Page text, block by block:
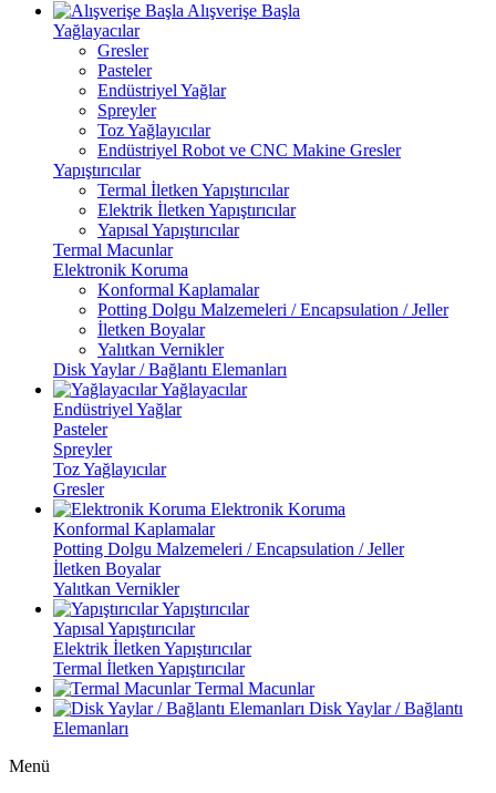
Alışverişe Başla
Yağlayacılar
Gresler
Pasteler
Endüstriyel Yağlar
Spreyler
Toz Yağlayıcılar
Endüstriyel Robot ve CNC Makine Gresler
Yapıştırıcılar
Termal İletken Yapıştırıcılar
Elektrik İletken Yapıştırıcılar
Yapısal Yapıştırıcılar
Termal Macunlar
Elektronik Koruma
Konformal Kaplamalar
Potting Dolgu Malzemeleri / Encapsulation / Jeller
İletken Boyalar
Yalıtkan Vernikler
Disk Yaylar / Bağlantı Elemanları
Yağlayacılar
Endüstriyel Yağlar
Pasteler
Spreyler
Toz Yağlayıcılar
Gresler
Elektronik Koruma
Konformal Kaplamalar
Potting Dolgu Malzemeleri / Encapsulation / Jeller
İletken Boyalar
Yalıtkan Vernikler
Yapıştırıcılar
Yapısal Yapıştırıcılar
Elektrik İletken Yapıştırıcılar
Termal İletken Yapıştırıcılar
Termal Macunlar
Disk Yaylar / Bağlantı
Elemanları
Menü